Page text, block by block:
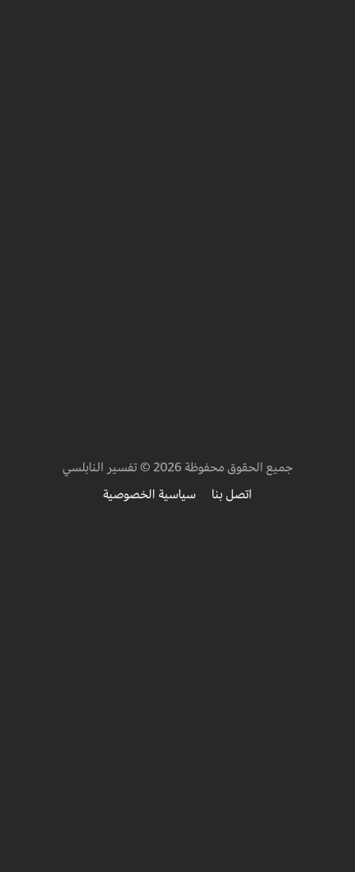
جميع الحقوق محفوظة 2026 © تفسير النابلسي
اتصل بنا
سياسية الخصوصية